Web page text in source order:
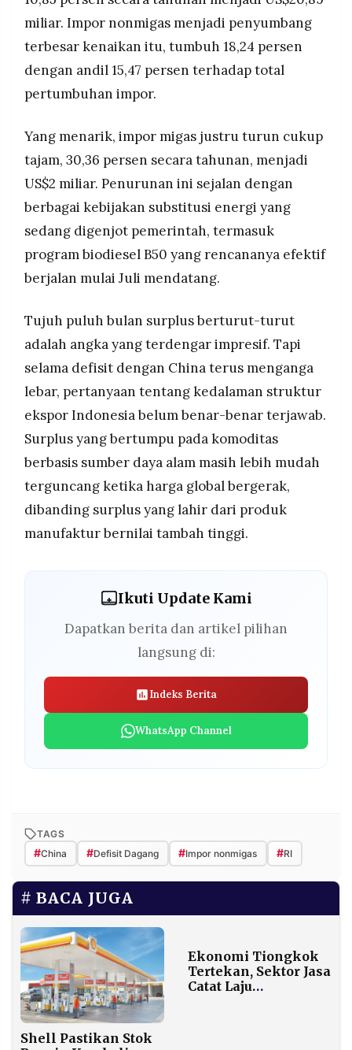
miliar. Impor nonmigas menjadi penyumbang
terbesar kenaikan itu, tumbuh 18,24 persen
dengan andil 15,47 persen terhadap total
pertumbuhan impor.
Yang menarik, impor migas justru turun cukup
tajam, 30,36 persen secara tahunan, menjadi
US$2 miliar. Penurunan ini sejalan dengan
berbagai kebijakan substitusi energi yang
sedang digenjot pemerintah, termasuk
program biodiesel B50 yang rencananya efektif
berjalan mulai Juli mendatang.
Tujuh puluh bulan surplus berturut-turut
adalah angka yang terdengar impresif. Tapi
selama defisit dengan China terus menganga
lebar, pertanyaan tentang kedalaman struktur
ekspor Indonesia belum benar-benar terjawab.
Surplus yang bertumpu pada komoditas
berbasis sumber daya alam masih lebih mudah
terguncang ketika harga global bergerak,
dibanding surplus yang lahir dari produk
manufaktur bernilai tambah tinggi.
Ikuti Update Kami
Dapatkan berita dan artikel pilihan
langsung di:
Indeks Berita
WhatsApp Channel
TAGS
#China #Defisit Dagang #Impor nonmigas #RI
BACA JUGA
Shell Pastikan Stok
Ekonomi Tiongkok
Tertekan, Sektor Jasa
Catat Laju